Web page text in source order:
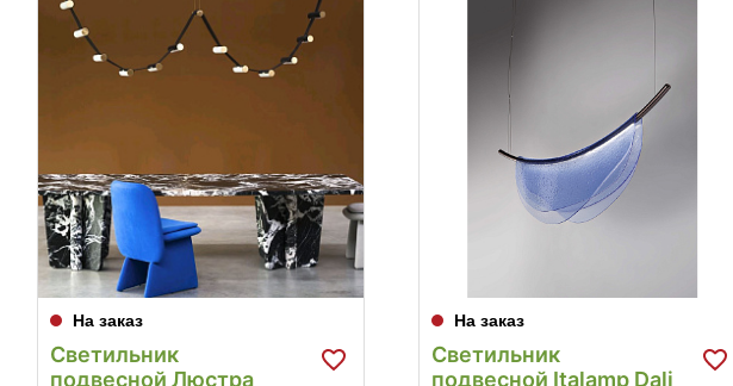
На заказ
Светильник
подвесной Люстра
На заказ
Светильник
подвесной Italamp Dali